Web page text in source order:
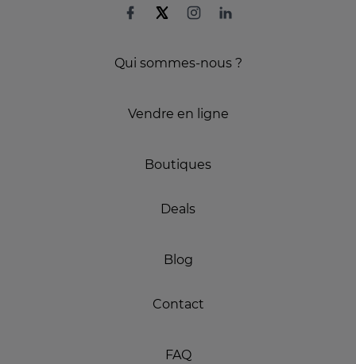
Qui sommes-nous ?
Vendre en ligne
Boutiques
Deals
Blog
Contact
FAQ